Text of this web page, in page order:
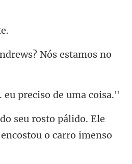
to pálido. Ele